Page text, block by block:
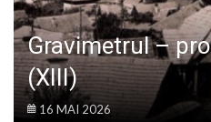
Gravimetrul –
(XIII)
16 MAI 2026